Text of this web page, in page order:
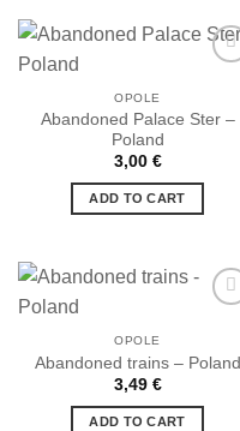
Ajouter
OPOLE
Abandoned Palace Ster –
Poland
3,00 €
ADD TO CART
Ajouter
OPOLE
Abandoned trains – Poland
3,49 €
ADD TO CART